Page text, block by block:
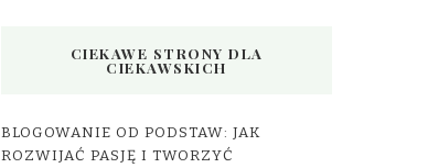
CIEKAWE STRONY DLA
CIEKAWSKICH
BLOGOWANIE OD PODSTAW: JAK
ROZWIJAĆ PASJĘ I TWORZYĆ